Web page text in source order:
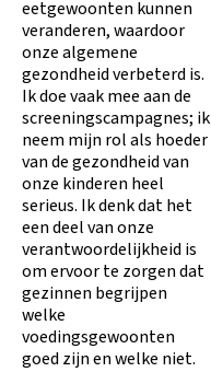
eetgewoonten kunnen
veranderen, waardoor
onze algemene
gezondheid verbeterd is.
Ik doe vaak mee aan de
screeningscampagnes; ik
neem mijn rol als hoeder
van de gezondheid van
onze kinderen heel
serieus. Ik denk dat het
een deel van onze
verantwoordelijkheid is
om ervoor te zorgen dat
gezinnen begrijpen
welke
voedingsgewoonten
goed zijn en welke niet.